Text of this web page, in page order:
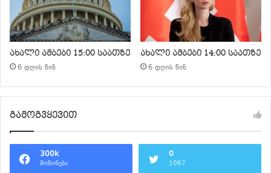
ახალი ამბები 15:00 საათზე
6 დღის წინ
ახალი ამბები 14:00 საათზე
6 დღის წინ
გამოგვყევით
300k
მოწონება
0
1067